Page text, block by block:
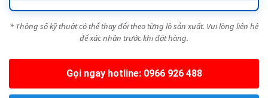
* Thông số kỹ thuật có thể thay đổi theo từng lô sản xuất. Vui lòng liên hệ
để xác nhận trước khi đặt hàng.
Gọi ngay hotline: 0966 926 488